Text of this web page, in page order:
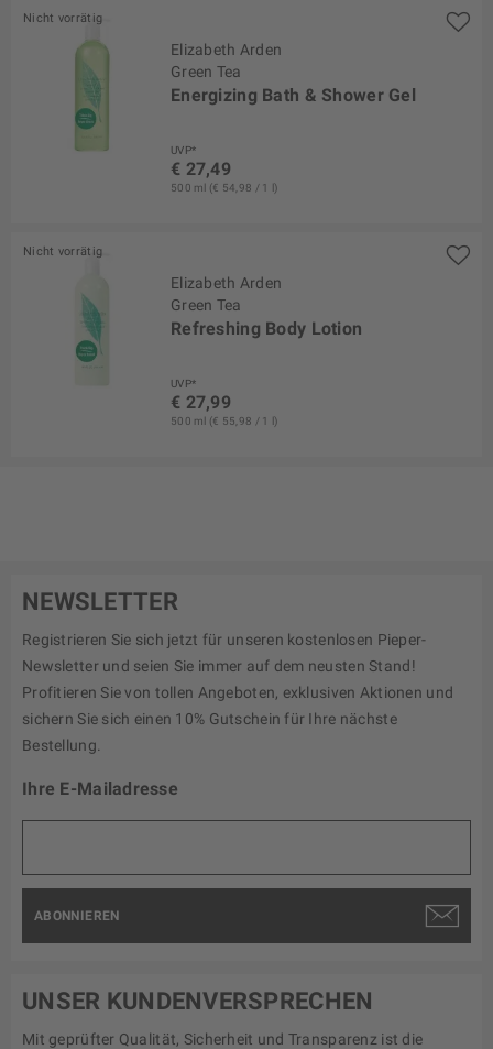
Nicht vorrätig
Elizabeth Arden
Green Tea
Energizing Bath & Shower Gel
UVP*
€ 27,49
500 ml (€ 54,98 / 1 l)
Nicht vorrätig
Elizabeth Arden
Green Tea
Refreshing Body Lotion
UVP*
€ 27,99
500 ml (€ 55,98 / 1 l)
NEWSLETTER
Registrieren Sie sich jetzt für unseren kostenlosen Pieper-
Newsletter und seien Sie immer auf dem neusten Stand!
Profitieren Sie von tollen Angeboten, exklusiven Aktionen und
sichern Sie sich einen 10% Gutschein für Ihre nächste
Bestellung.
Ihre E-Mailadresse
ABONNIEREN
UNSER KUNDENVERSPRECHEN
Mit geprüfter Qualität, Sicherheit und Transparenz ist die